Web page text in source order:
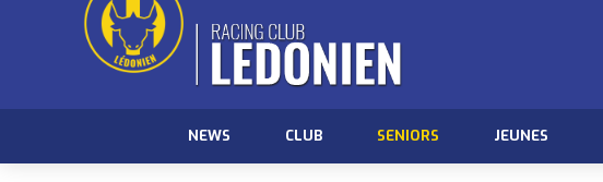
NEWS CLUB SENIORS JEUNES